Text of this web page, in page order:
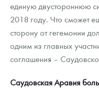
единую двустороннюю
2018 году. Что сможет
сторону от гегемонии
одним из главных
соглашения –
Саудовская Аравия